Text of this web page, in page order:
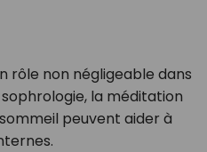
rôle non négligeable dans
la méditation
peuvent aider à